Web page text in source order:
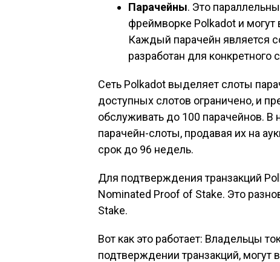
Парачейны. Это
фреймворке Polkadot и могут
Каждый парачейн является
разработан для конкретного
Сеть Polkadot выделяет слоты
доступных слотов ограничено, и
обслуживать до 100 парачейнов.
парачейн-слоты, продавая их на
срок до 96 недель.
Для подтверждения транзакций
Nominated Proof of Stake. Это
Stake.
Вот как это работает: Владельцы
подтверждении транзакций, могут